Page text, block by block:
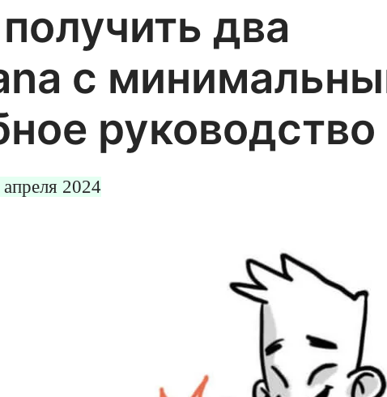
два
с
руководство
2024